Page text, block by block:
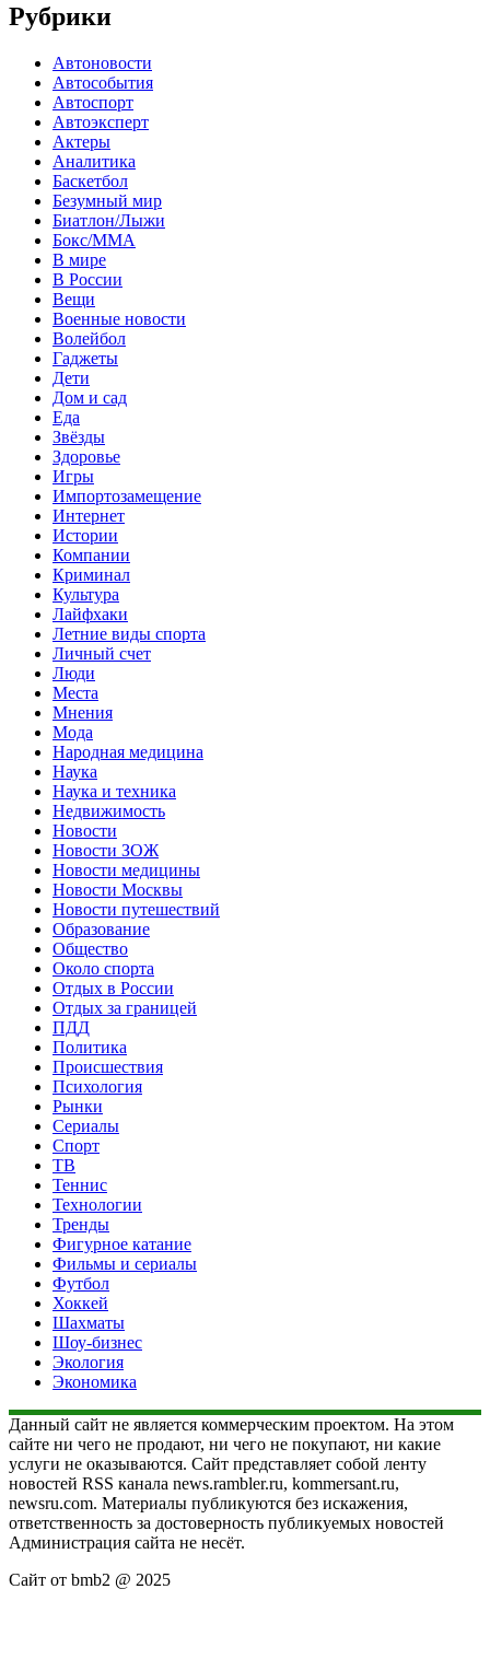
Рубрики
Автоновости
Автособытия
Автоспорт
Автоэксперт
Актеры
Аналитика
Баскетбол
Безумный мир
Биатлон/Лыжи
Бокс/MMA
В мире
В России
Вещи
Военные новости
Волейбол
Гаджеты
Дети
Дом и сад
Еда
Звёзды
Здоровье
Игры
Импортозамещение
Интернет
Истории
Компании
Криминал
Культура
Лайфхаки
Летние виды спорта
Личный счет
Люди
Места
Мнения
Мода
Народная медицина
Наука
Наука и техника
Недвижимость
Новости
Новости ЗОЖ
Новости медицины
Новости Москвы
Новости путешествий
Образование
Общество
Около спорта
Отдых в России
Отдых за границей
ПДД
Политика
Происшествия
Психология
Рынки
Сериалы
Спорт
ТВ
Теннис
Технологии
Тренды
Фигурное катание
Фильмы и сериалы
Футбол
Хоккей
Шахматы
Шоу-бизнес
Экология
Экономика
Данный сайт не является коммерческим проектом. На этом
сайте ни чего не продают, ни чего не покупают, ни какие
услуги не оказываются. Сайт представляет собой ленту
новостей RSS канала news.rambler.ru, kommersant.ru,
newsru.com. Материалы публикуются без искажения,
ответственность за достоверность публикуемых новостей
Администрация сайта не несёт.
Сайт от bmb2 @ 2025